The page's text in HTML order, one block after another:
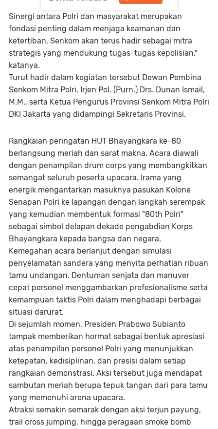
Sinergi antara Polri dan masyarakat merupakan
fondasi penting dalam menjaga keamanan dan
ketertiban. Senkom akan terus hadir sebagai mitra
strategis yang mendukung tugas-tugas kepolisian,"
katanya.
Turut hadir dalam kegiatan tersebut Dewan Pembina
Senkom Mitra Polri, Irjen Pol. (Purn.) Drs. Dunan Ismail,
M.M., serta Ketua Pengurus Provinsi Senkom Mitra Polri
DKI Jakarta yang didampingi Sekretaris Provinsi.
Rangkaian peringatan HUT Bhayangkara ke-80
berlangsung meriah dan sarat makna. Acara diawali
dengan penampilan drum corps yang membangkitkan
semangat seluruh peserta upacara. Irama yang
energik mengantarkan masuknya pasukan Kolone
Senapan Polri ke lapangan dengan langkah serempak
yang kemudian membentuk formasi "80th Polri"
sebagai simbol delapan dekade pengabdian Korps
Bhayangkara kepada bangsa dan negara.
Kemegahan acara berlanjut dengan simulasi
penyelamatan sandera yang menyita perhatian ribuan
tamu undangan. Dentuman senjata dan manuver
cepat personel menggambarkan profesionalisme serta
kemampuan taktis Polri dalam menghadapi berbagai
situasi darurat.
Di sejumlah momen, Presiden Prabowo Subianto
tampak memberikan hormat sebagai bentuk apresiasi
atas penampilan personel Polri yang menunjukkan
ketepatan, kedisiplinan, dan presisi dalam setiap
rangkaian demonstrasi. Aksi tersebut juga mendapat
sambutan meriah berupa tepuk tangan dari para tamu
yang memenuhi arena upacara.
Atraksi semakin semarak dengan aksi terjun payung,
trail cross jumping, hingga peragaan smoke bomb